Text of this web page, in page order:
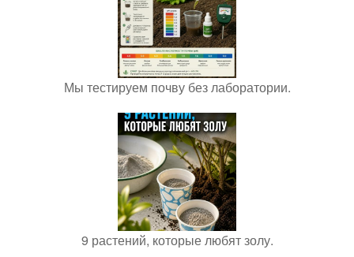
Мы тестируем почву без лаборатории.
9 растений, которые любят золу.